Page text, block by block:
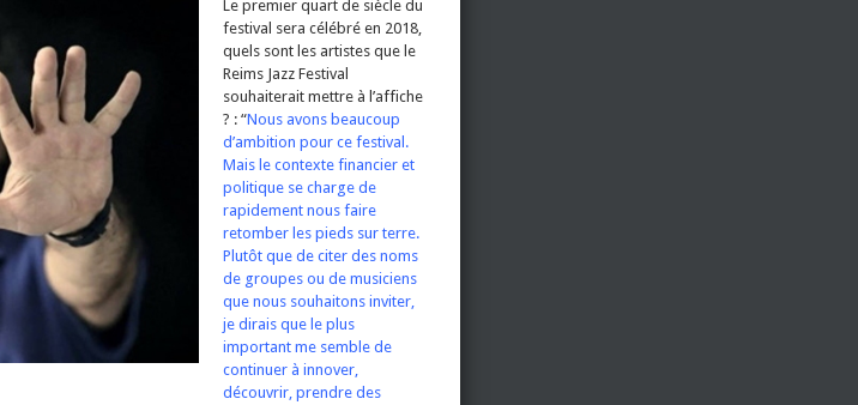
Le premier quart de siècle du
festival sera célébré en 2018,
quels sont les artistes que le
Reims Jazz Festival
souhaiterait mettre à l’affiche
? : “Nous avons beaucoup
d’ambition pour ce festival.
Mais le contexte financier et
politique se charge de
rapidement nous faire
retomber les pieds sur terre.
Plutôt que de citer des noms
de groupes ou de musiciens
que nous souhaitons inviter,
je dirais que le plus
important me semble de
continuer à innover,
découvrir, prendre des